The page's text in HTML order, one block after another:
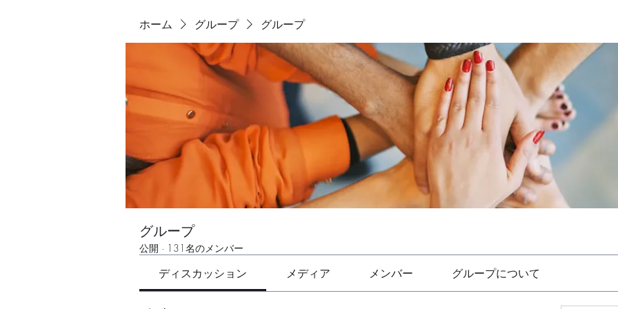
ホーム グループ グループ
グループ
公開 · 131名のメンバー
ディスカッション メディア メンバー グループについて